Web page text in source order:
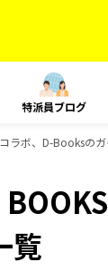
特派員ブログ
ラボ、D-Booksの
覧